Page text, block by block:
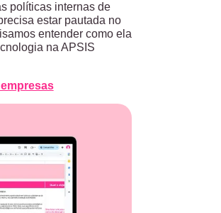
políticas internas de
estar pautada no
entender como ela
na APSIS